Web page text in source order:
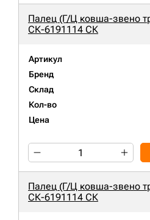
Палец (Г/Ц ковша-звено
СК-6191114 СК
Артикул
Бренд
Склад
Кол-во
Цена
Палец (Г/Ц ковша-звено
СК-6191114 СК